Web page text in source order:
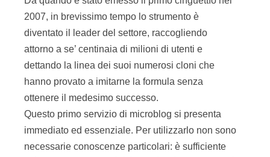
2007, in brevissimo tempo lo strumento è
diventato il leader del settore, raccogliendo
attorno a se’ centinaia di milioni di utenti e
dettando la linea dei suoi numerosi cloni che
hanno provato a imitarne la formula senza
ottenere il medesimo successo.
Questo primo servizio di microblog si presenta
immediato ed essenziale. Per utilizzarlo non sono
necessarie conoscenze particolari: è sufficiente